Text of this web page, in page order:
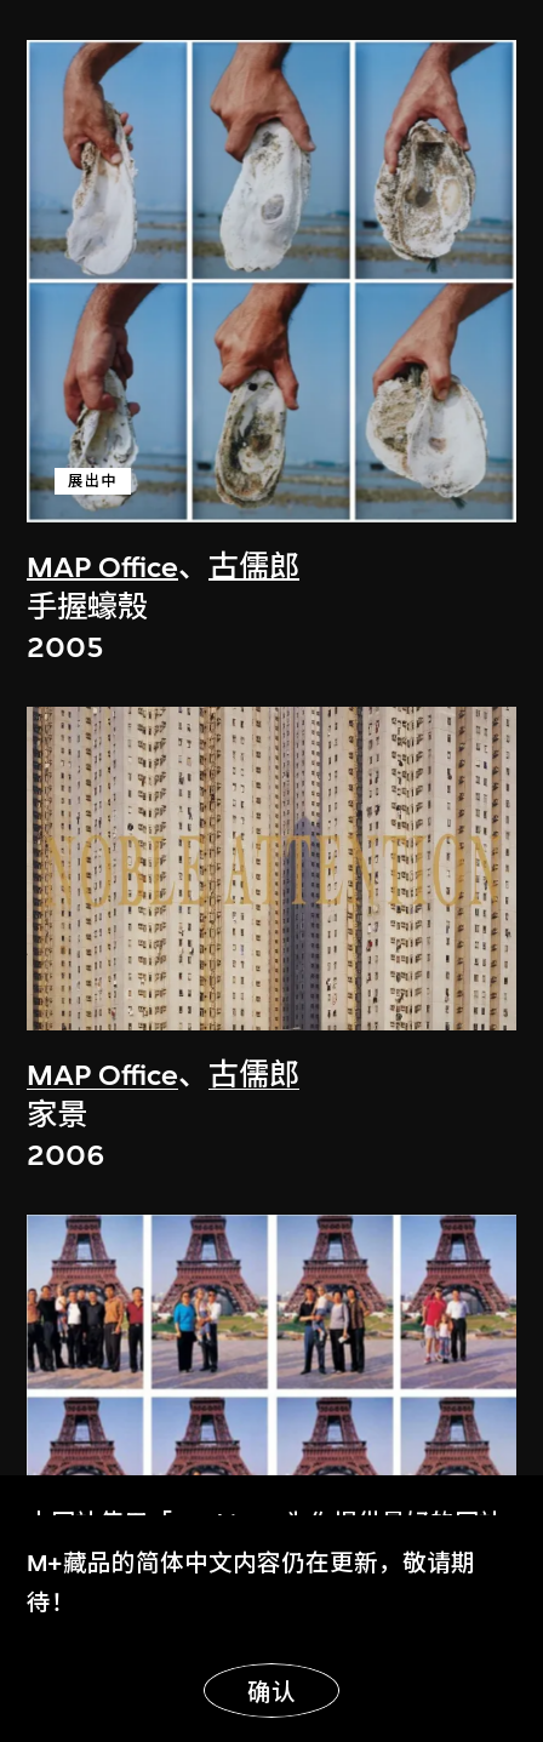
MAP Office、 古儒郎
展出中
手握蠔殼
2005
MAP Office、 古儒郎
家景
2006
本网站使用「Cookies」为你提供最好的网站
体验。
了解更多
明白
M+藏品的简体中文内容仍在更新，敬请期
待！
确认
显示更多